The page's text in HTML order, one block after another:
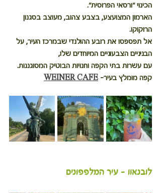
הכינוי "ורסאי הפרוסית".
הארמון המצועצע, בצבע צהוב, מעוצב בסגנון
הרוקוקו.
אל תפספסו את רובע ההולנדי שבמרכז העיר, על
הבניניים הצבעוניים המיוחדים שלו,
עם עשרות בתי הקפה וחנויות הבוטיק המסוגננות.
קפה מומלץ בעיר- WEINER CAFE
לובנאוו - עיר המלפפונים